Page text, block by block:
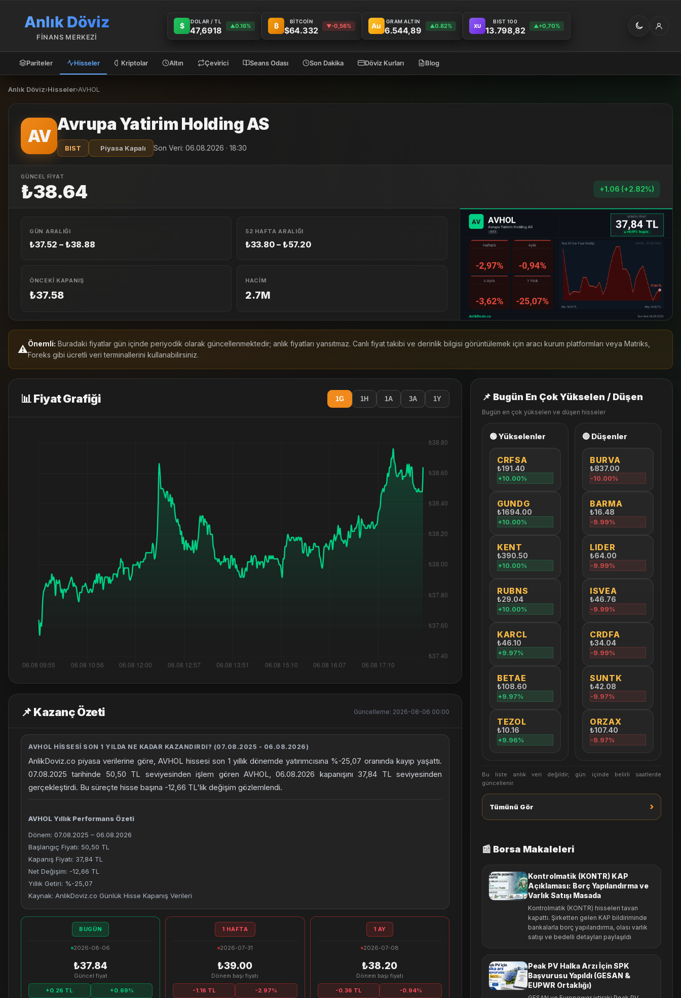
Anlık Döviz
FİNANS MERKEZİ
$ DOLAR / TL
47,6918 ▲0.16% ₿ BİTCOİN
$64.332 ▼-0,56% Au GRAM ALTIN
6.544,89 ▲0.82% XU
BIST 100
13.798,82 ▲+0,70%
Pariteler Hisseler Kriptolar Altın Çevirici Seans Odası Son Dakika Döviz Kurları Blog
Anlık Döviz›Hisseler›AVHOL
AV
Avrupa Yatirim Holding AS
BIST Piyasa Kapalı Son Veri: 06.08.2026 · 18:30
GÜNCEL FİYAT
₺38.64 +1.06 (+2.82%)
GÜN ARALIĞI
₺37.52 – ₺38.88
52 HAFTA ARALIĞI
₺33.80 – ₺57.20
ÖNCEKI KAPANIŞ
₺37.58
HACIM
2.7M
⚠️Önemli: Buradaki fiyatlar gün içinde periyodik olarak güncellenmektedir; anlık fiyatları yansıtmaz. Canlı fiyat takibi ve derinlik bilgisi görüntülemek için aracı kurum platformları veya Matriks,
Foreks gibi ücretli veri terminallerini kullanabilirsiniz.
📊 Fiyat Grafiği 1G 1H 1A 3A 1Y
📌 Kazanç Özeti Güncelleme: 2026-08-06 00:00
AVHOL HISSESI SON 1 YILDA NE KADAR KAZANDIRDI? (07.08.2025 - 06.08.2026)
AnlikDoviz.co piyasa verilerine göre, AVHOL hissesi son 1 yıllık dönemde yatırımcısına %-25,07 oranında kayıp yaşattı.
07.08.2025 tarihinde 50,50 TL seviyesinden işlem gören AVHOL, 06.08.2026 kapanışını 37,84 TL seviyesinden
gerçekleştirdi. Bu süreçte hisse başına -12,66 TL'lik değişim gözlemlendi.
AVHOL Yıllık Performans Özeti
Dönem: 07.08.2025 – 06.08.2026
Başlangıç Fiyatı: 50,50 TL
Kapanış Fiyatı: 37,84 TL
Net Değişim: -12,66 TL
Yıllık Getiri: %-25,07
Kaynak: AnlikDoviz.co Günlük Hisse Kapanış Verileri
BUGÜN
2026-08-06
₺37.84
Güncel fiyat
+0.26 TL +0.69%
1 HAFTA
2026-07-31
₺39.00
Dönem başı fiyatı
-1.16 TL -2.97%
1 AY
2026-07-08
₺38.20
Dönem başı fiyatı
-0.36 TL -0.94%
📌 Bugün En Çok Yükselen / Düşen
Bugün en çok yükselen ve düşen hisseler
🟢 Yükselenler
CRFSA
₺191.40
+10.00%
GUNDG
₺1694.00
+10.00%
KENT
₺390.50
+10.00%
RUBNS
₺29.04
+10.00%
KARCL
₺46.10
+9.97%
BETAE
₺108.60
+9.97%
TEZOL
₺10.16
+9.96%
🔴 Düşenler
BURVA
₺837.00
-10.00%
BARMA
₺16.48
-9.99%
LIDER
₺64.00
-9.99%
ISVEA
₺46.76
-9.99%
CRDFA
₺34.04
-9.99%
SUNTK
₺42.08
-9.97%
ORZAX
₺107.40
-9.97%
Bu liste anlık veri değildir; gün içinde belirli saatlerde
güncellenir.
Tümünü Gör ›
📰 Borsa Makaleleri
Kontrolmatik (KONTR) KAP
Açıklaması: Borç Yapılandırma ve
Varlık Satışı Masada
Kontrolmatik (KONTR) hisseleri tavan
kapattı. Şirketten gelen KAP bildiriminde
bankalarla borç yapılandırma, olası varlık
satışı ve bedelli detayları paylaşıldı
Peak PV Halka Arzı İçin SPK
Başvurusu Yapıldı (GESAN &
EUPWR Ortaklığı)